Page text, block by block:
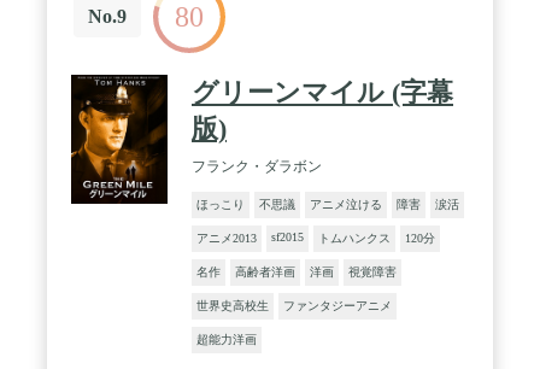
No.9 80
グリーンマイル (字幕
版)
フランク・ダラボン
ほっこり 不思議 アニメ泣ける 障害 涙活
アニメ2013 sf2015 トムハンクス 120分
名作 高齢者洋画 洋画 視覚障害
世界史高校生 ファンタジーアニメ
超能力洋画